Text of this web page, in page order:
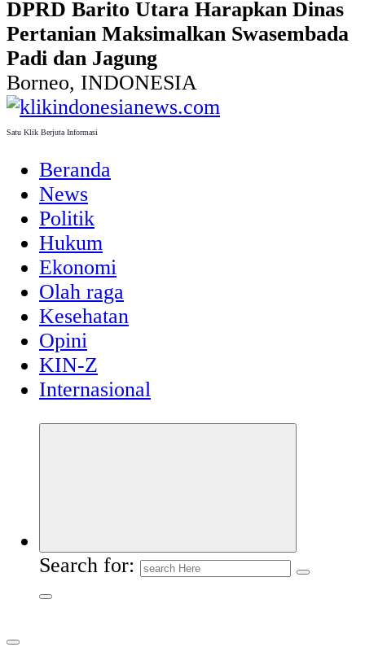
DPRD Barito Utara Harapkan Dinas
Pertanian Maksimalkan Swasembada
Padi dan Jagung
Borneo, INDONESIA
Satu Klik Berjuta Informasi
Beranda
News
Politik
Hukum
Ekonomi
Olah raga
Kesehatan
Opini
KIN-Z
Internasional
Search for: